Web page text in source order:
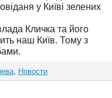
у Київі зелених
Кличка та його
наш Київ. Тому з
, Новости